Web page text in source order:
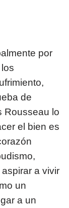
por
de
Rousseau lo
el bien es
a vivir
un
a un